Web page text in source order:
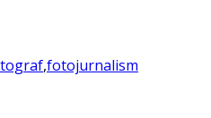
,fotojurnalism